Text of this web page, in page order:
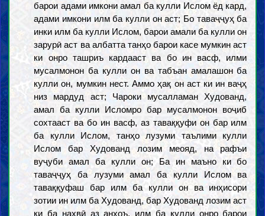
барои адами имкони амал ба кулли Ислом ёд кард,
адами имкони илм ба кулли он аст; Бо таваҷҷуҳ ба
инки илм ба кулли Ислом, барои амали ба кулли он
зарурӣ аст ва албатта танҳо барои касе мумкин аст
ки онро ташриъ кардааст ва бо ин васф, илми
мусалмонон ба кулли он ва табъан амалашон ба
кулли он, мумкин нест. Аммо ҳақ он аст ки ин ваҷҳ
низ мардуд аст; Чароки мусалламан Худованд,
амал ба кулли Исломро бар мусалмонон воҷиб
сохтааст ва бо ин васф, аз таваққуфи он бар илм
ба кулли Ислом, танҳо лузуми таълими кулли
Ислом бар Худованд лозим меояд, на рафъи
вуҷуби амал ба кулли он; Ба ин маъно ки бо
таваҷҷуҳ ба лузуми амал ба кулли Ислом ва
таваққуфаш бар илм ба кулли он ва инҳисори
зотии ин илм ба Худованд, бар Худованд лозим аст
ки ба наҳвӣ аз анҳоъ, илм ба кулли онро барои